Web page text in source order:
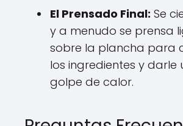
El Prensado Final: Se
y a menudo se prensa
sobre la plancha para
los ingredientes y darle
golpe de calor.